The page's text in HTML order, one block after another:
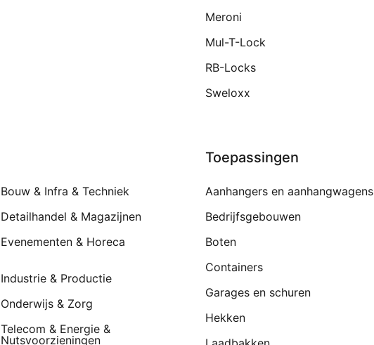
Meroni
Mul-T-Lock
RB-Locks
Sweloxx
Bouw & Infra & Techniek
Detailhandel & Magazijnen
Evenementen & Horeca
Industrie & Productie
Onderwijs & Zorg
Telecom & Energie &
Nutsvoorzieningen
Toepassingen
Aanhangers en aanhangwagens
Bedrijfsgebouwen
Boten
Containers
Garages en schuren
Hekken